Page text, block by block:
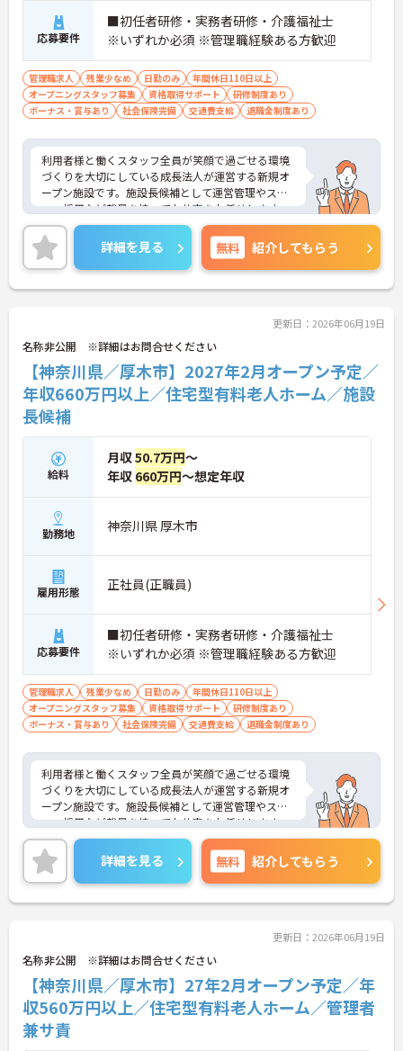
応募要件
■初任者研修・実務者研修・介護福祉士
※いずれか必須 ※管理職経験ある方歓迎
管理職求人 残業少なめ 日勤のみ
年間休日110日以上
オープニングスタッフ募集
資格取得サポート
研修制度あり
ボーナス・賞与あり
社会保険完備 交通費支給 退職金制度あり
利用者様と働くスタッフ全員が笑顔で過ごせる環境
づくりを大切にしている成長法人が運営する新規オ
ープン施設です。施設長候補として運営管理やスタ
ッフ採用など裁量を持ってお仕事をお任せします。
入職後は既存施設での丁寧な事前研修が用意されて
おり、研修中の交通費や宿泊費も会社が負担するた
め安心してスタートできます。想定年収660万円以
上と高い給与水準に加え、決算賞与や資格取得費用
の全額補助など還元率の高さが魅力です。緊急時を
日休暇などお休みもしっかり確保できます。確定給
付企業年金や1食200円程度の食事補助、会員制高級
リゾートの利用など、独自の福利厚生も大変充実し
ています。有資格者の方にご自身の経験を活かしな
がら、充実した待遇のもとで新しい施設を作り上げ
るやりがいを感じていただける大変おすすめの求人
となっております。
★おすすめPOINT★
【安定した高収入と充実の福利厚生】
・想定年収668万円と高い給与水準に加えて業績に
よる決算賞与の支給があります
・確定給付企業年金への加入や勤続3年以上の退職
金制度など将来に向けた備えができます
【ワークライフバランスを大切にできる環境】
・緊急時を除いて基本日勤のみの勤務となるため生
活リズムを整えやすくあります
・年間休日110日のほかご自身の誕生月に1日取得で
きる誕生日休暇があります ・産休育休や子どもの看
護休暇などライフステージの変化に合わせて柔軟に
お休みできます
【手厚いサポートとキャリアアップ体制】
修があるため安心して就業できます
・働きながら上位資格を目指せる費用全額負担の資
格取得支援制度があります ・施設長としてスタッフ
採用や運営管理など経営に近いポジションでご活躍
いただけます
詳細を見る 無料 紹介してもらう
更新日：2026年06月19日
名称非公開 ※詳細はお問合せください
【神奈川県／厚木市】2027年2月オープン予定／
年収660万円以上／住宅型有料老人ホーム／施設
長候補
給料
月収50.7万円～
年収 660万円～想定年収
勤務地 神奈川県 厚木市
雇用形態 正社員(正職員)
応募要件
■初任者研修・実務者研修・介護福祉士
※いずれか必須 ※管理職経験ある方歓迎
管理職求人 残業少なめ 日勤のみ
年間休日110日以上
オープニングスタッフ募集
資格取得サポート
研修制度あり
ボーナス・賞与あり
社会保険完備 交通費支給 退職金制度あり
利用者様と働くスタッフ全員が笑顔で過ごせる環境
づくりを大切にしている成長法人が運営する新規オ
ープン施設です。施設長候補として運営管理やスタ
ッフ採用など裁量を持ってお仕事をお任せします。
入職後は既存施設での丁寧な事前研修が用意されて
おり、研修中の交通費や宿泊費も会社が負担するた
め安心してスタートできます。想定年収660万円以
上と高い給与水準に加え、決算賞与や資格取得費用
の全額補助など還元率の高さが魅力です。緊急時を
日休暇などお休みもしっかり確保できます。確定給
付企業年金や1食200円程度の食事補助、会員制高級
リゾートの利用など、独自の福利厚生も大変充実し
ています。有資格者の方にご自身の経験を活かしな
がら、充実した待遇のもとで新しい施設を作り上げ
るやりがいを感じていただける大変おすすめの求人
となっております。
詳細を見る 無料 紹介してもらう
更新日：2026年06月19日
名称非公開 ※詳細はお問合せください
【神奈川県／厚木市】27年2月オープン予定／年
収560万円以上／住宅型有料老人ホーム／管理者
兼サ責